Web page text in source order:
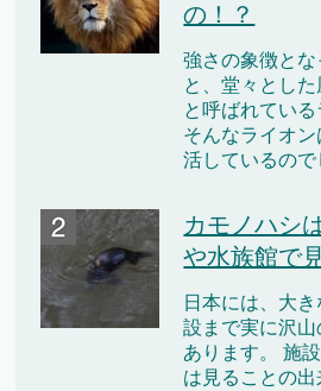
の！？
強さの象徴と
と、堂々とし
と呼ばれている
そんなライオ
活しているので
カモノハシ
や水族館で
日本には、大
設まで実に沢
あります。 施
は見ることの